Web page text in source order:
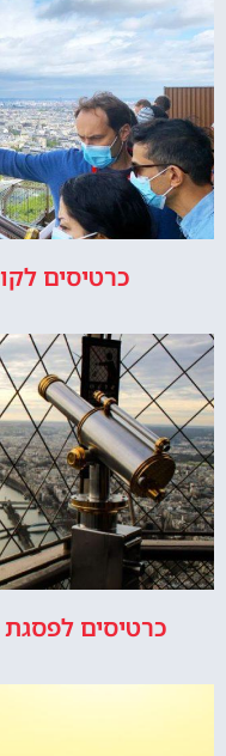
כרטיסים לקומה 2 של
כרטיסים לפסגת